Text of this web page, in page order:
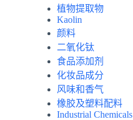
植物提取物
Kaolin
颜料
二氧化钛
食品添加剂
化妆品成分
风味和香气
橡胶及塑料配料
Industrial Chemicals